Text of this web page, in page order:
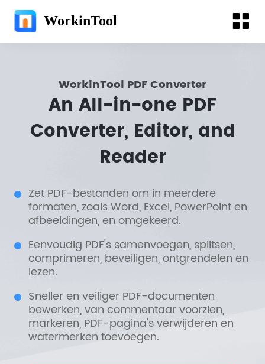
WorkinTool
WorkinTool PDF Converter
An All-in-one PDF
Converter, Editor, and
Reader
Zet PDF-bestanden om in meerdere
formaten, zoals Word, Excel, PowerPoint en
afbeeldingen, en omgekeerd.
Eenvoudig PDF's samenvoegen, splitsen,
comprimeren, beveiligen, ontgrendelen en
lezen.
Sneller en veiliger PDF-documenten
bewerken, van commentaar voorzien,
markeren, PDF-pagina's verwijderen en
watermerken toevoegen.